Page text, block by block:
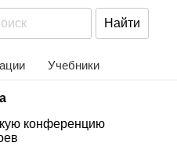
Учебники
конференцию